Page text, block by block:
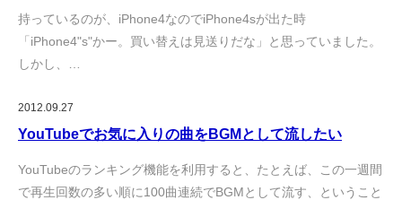
持っているのが、iPhone4なのでiPhone4sが出た時
「iPhone4"s"かー。買い替えは見送りだな」と思っていました。
しかし、…
2012.09.27
YouTubeでお気に入りの曲をBGMとして流したい
YouTubeのランキング機能を利用すると、たとえば、この一週間
で再生回数の多い順に100曲連続でBGMとして流す、ということ